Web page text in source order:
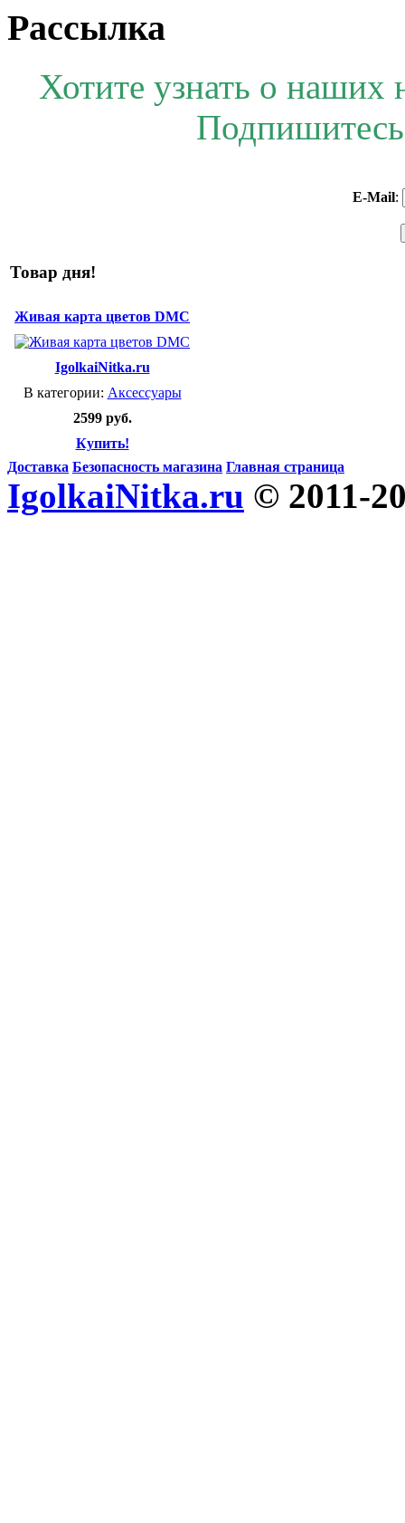
Рассылка
Хотите узнать о наших
E-Mail:
Товар дня!
Живая карта цветов DMC
IgolkaiNitka.ru
В категории: Аксессуары
2599 руб.
Купить!
Доставка Безопасность магазина Главная страница
IgolkaiNitka.ru © 2011-